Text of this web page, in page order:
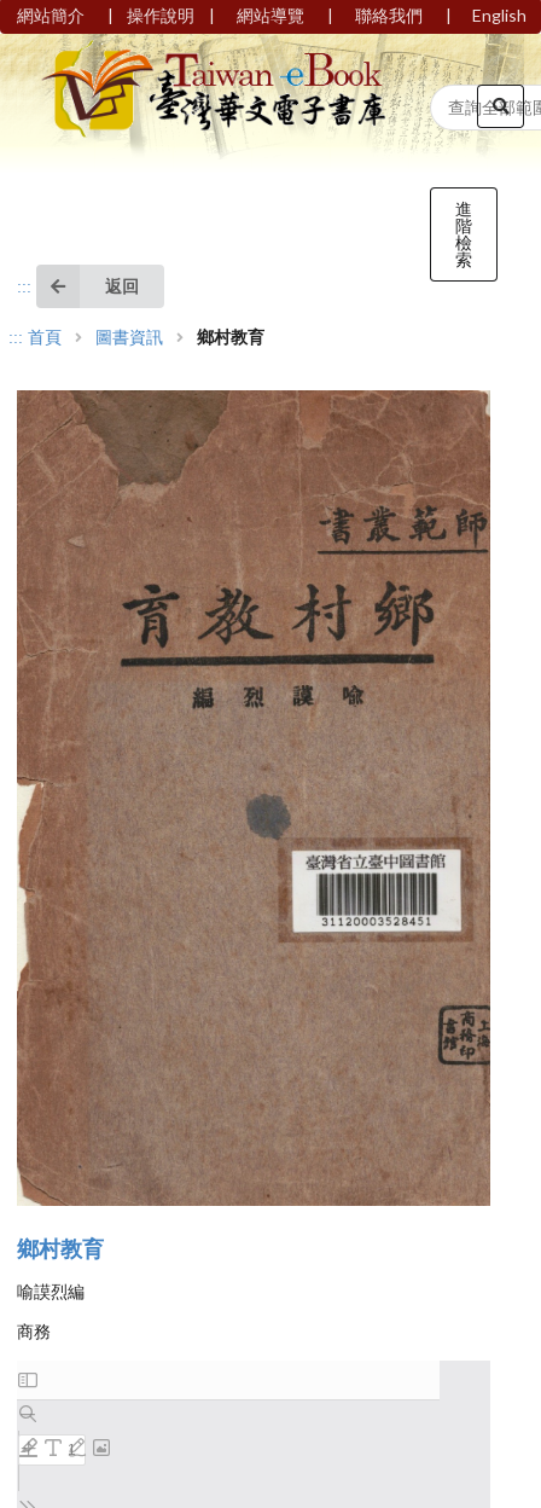
網站簡介 | 操作說明 | 網站導覽 | 聯絡我們 | English
進
階
檢
索
::: 返回
::: 首頁 圖書資訊 鄉村教育
鄉村教育
喻謨烈編
商務